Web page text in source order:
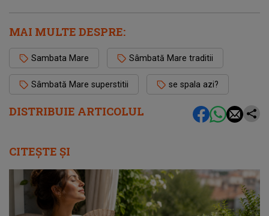
DISTRIBUIE ARTICOLUL
MAI MULTE DESPRE:
Sambata Mare Sâmbată Mare traditii
Sâmbată Mare superstitii se spala azi?
CITEȘTE ȘI